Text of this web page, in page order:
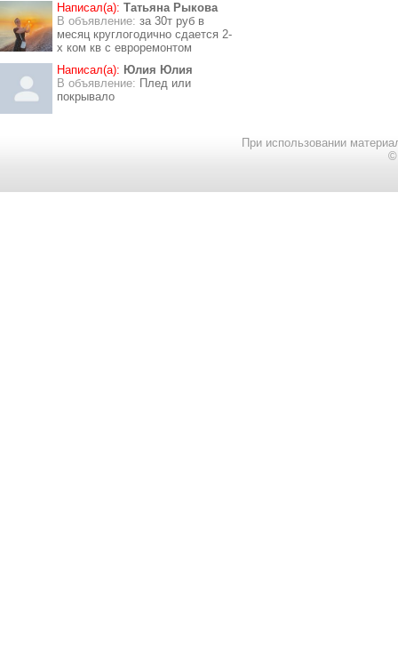
Написал(а): Татьяна Рыкова
В объявление: за 30т руб в
месяц круглогодично сдается 2-
х ком кв с евроремонтом
Написал(а): Юлия Юлия
В объявление: Плед или
покрывало
При использовании